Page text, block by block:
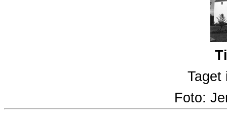
Taget
Foto: